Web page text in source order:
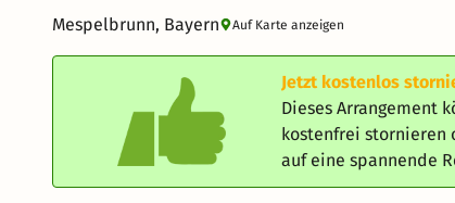
Mespelbrunn, Bayern Auf Karte anzeigen
Jetzt kostenlos
Dieses Arrangement
kostenfrei stornieren
auf eine spannende